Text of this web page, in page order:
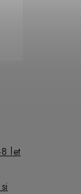
let